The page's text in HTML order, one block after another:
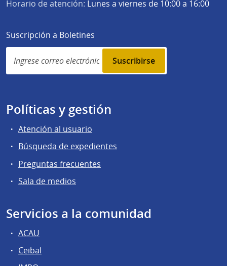
Horario de atención: Lunes a viernes de 10:00 a 16:00
Suscripción a Boletines
Simplenews
subscription
Políticas y gestión
Atención al usuario
Búsqueda de expedientes
Preguntas frecuentes
Sala de medios
Servicios a la comunidad
ACAU
Ceibal